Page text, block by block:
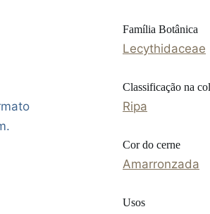
Família Botânica
Lecythidaceae
Classificação na
Ripa
Cor do cerne
Amarronzada
Usos